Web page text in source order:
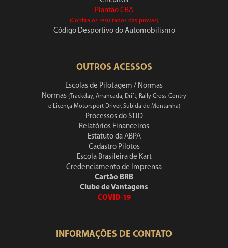
Plantão CBA
(Confira os resultados das provas)
Código Desportivo do Automobilismo
OUTROS ACESSOS
Escolas de Pilotagem / Normas
Normas (Trackday, Arrancada, Drift, Rally Cross Contry
e Licença Motorsport Driver, Subida de Montanha)
Processos do STJD
Relatórios Financeiros
Estatuto da ABPA
Cadastro Pilotos
Escola Brasileira de Kart
Credenciamento de Imprensa
Cartão BRB
Clube de Vantagens
COVID-19
INFORMAÇÕES DE CONTATO